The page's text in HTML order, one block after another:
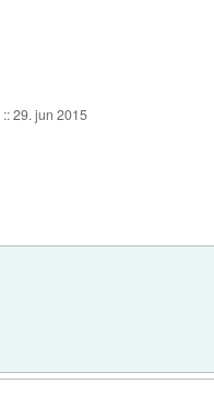
::29. jun 2015